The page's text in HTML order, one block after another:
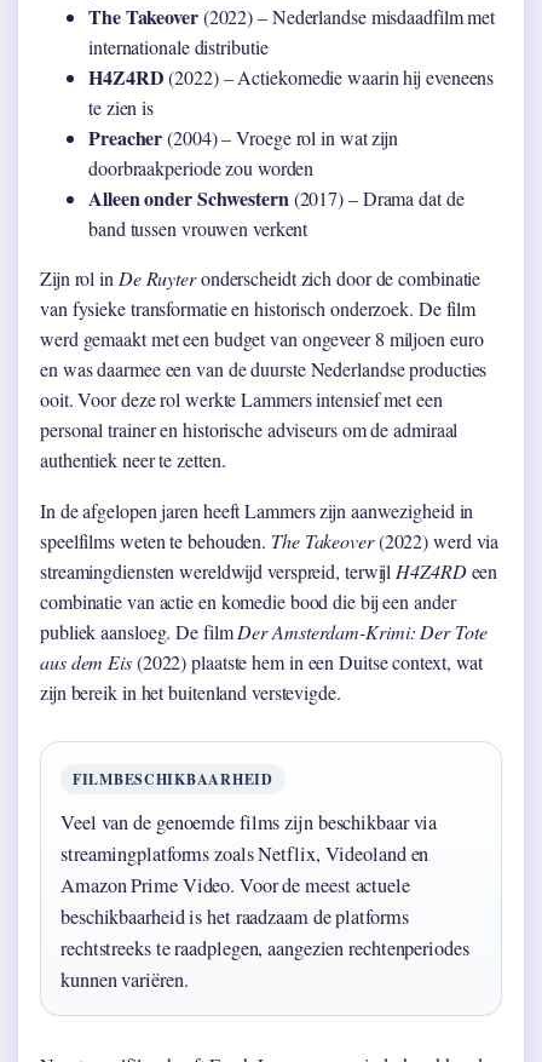
The Takeover(2022) – Nederlandse misdaadfilm met
internationale distributie
H4Z4RD(2022) – Actiekomedie waarin hij eveneens
te zien is
Preacher(2004) – Vroege rol in wat zijn
doorbraakperiode zou worden
Alleen onder Schwestern (2017) – Drama dat de
band tussen vrouwen verkent
Zijn rol in De Ruyteronderscheidt zich door de combinatie
van fysieke transformatie en historisch onderzoek. De film
werd gemaakt met een budget van ongeveer 8 miljoen euro
en was daarmee een van de duurste Nederlandse producties
ooit. Voor deze rol werkte Lammers intensief met een
personal trainer en historische adviseurs om de admiraal
authentiek neer te zetten.
In de afgelopen jaren heeft Lammers zijn aanwezigheid in
speelfilms weten te behouden. The Takeover(2022) werd via
streamingdiensten wereldwijd verspreid, terwijl H4Z4RDeen
combinatie van actie en komedie bood die bij een ander
publiek aansloeg. De filmDer Amsterdam-Krimi: Der Tote
aus dem Eis(2022) plaatste hem in een Duitse context, wat
zijn bereik in het buitenland verstevigde.
FILMBESCHIKBAARHEID
Veel van de genoemde films zijn beschikbaar via
streamingplatforms zoals Netflix, Videoland en
Amazon Prime Video. Voor de meest actuele
beschikbaarheid is het raadzaam de platforms
rechtstreeks te raadplegen, aangezien rechtenperiodes
kunnen variëren.